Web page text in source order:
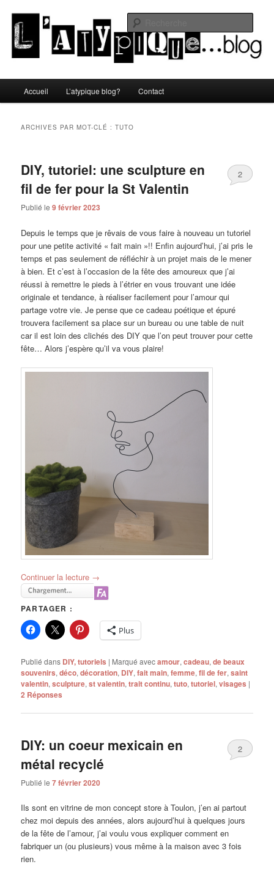
contenu
principal
contenu
secondaireL'atypique blog
principal
Accueil L’atypique blog? Contact
ARCHIVES PAR MOT-CLÉ :TUTO
DIY, tutoriel: une sculpture en
fil de fer pour la St Valentin
Publié le9 février 2023
2
Depuis le temps que je rêvais de vous faire à nouveau un tutoriel
pour une petite activité « fait main »!! Enfin aujourd’hui, j’ai pris le
temps et pas seulement de réfléchir à un projet mais de le mener
à bien. Et c’est à l’occasion de la fête des amoureux que j’ai
réussi à remettre le pieds à l’étrier en vous trouvant une idée
originale et tendance, à réaliser facilement pour l’amour qui
partage votre vie. Je pense que ce cadeau poétique et épuré
trouvera facilement sa place sur un bureau ou une table de nuit
car il est loin des clichés des DIY que l’on peut trouver pour cette
fête… Alors j’espère qu’il va vous plaire!
Continuer la lecture →
PARTAGER :
Plus
Publié dans DIY, tutoriels | Marqué avecamour,cadeau,de beaux
souvenirs,déco,décoration, DIY,fait main,femme,fil de fer,saint
valentin,sculpture,st valentin,trait continu,tuto,tutoriel,visages |
2 Réponses
DIY: un coeur mexicain en
métal recyclé
Publié le7 février 2020
2
Ils sont en vitrine de mon concept store à Toulon, j’en ai partout
chez moi depuis des années, alors aujourd’hui à quelques jours
de la fête de l’amour, j’ai voulu vous expliquer comment en
fabriquer un (ou plusieurs) vous même à la maison avec 3 fois
rien.